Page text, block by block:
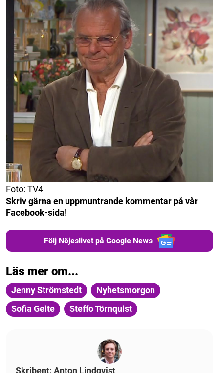
Foto: TV4
Skriv gärna en uppmuntrande kommentar på vår
Facebook-sida!
Följ Nöjeslivet på Google News
Läs mer om...
Jenny Strömstedt
Nyhetsmorgon
Sofia Geite
Steffo Törnquist
Skribent: Anton Lindqvist